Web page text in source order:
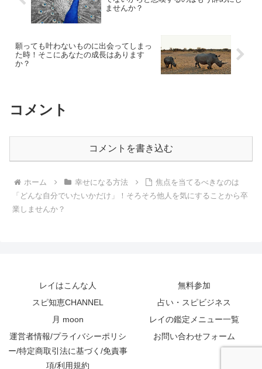
ませんか？
願っても叶わないものに出会ってしまっ
た時！そこにあなたの成長はあります
か？
コメント
コメントを書き込む
ホーム 幸せになる方法
焦点を当てるべきなのは
「どんな自分でいたいかだけ」！そろそろ他人を気にすることから卒
業しませんか？
レイはこんな人
無料参加
スピ知恵CHANNEL
占い・スピビジネス
月 moon
レイの鑑定メニュー一覧
運営者情報/プライバシーポリシ
ー/特定商取引法に基づく/免責事
項/利用規約
お問い合わせフォーム